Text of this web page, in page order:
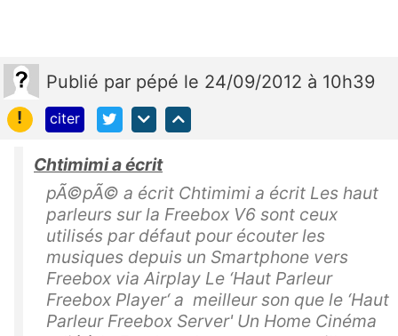
Publié par pépé le 24/09/2012 à 10h39
!
citer
Chtimimi a écrit
pÃ©pÃ© a écrit Chtimimi a écrit Les haut
parleurs sur la Freebox V6 sont ceux
utilisés par défaut pour écouter les
musiques depuis un Smartphone vers
Freebox via Airplay Le ‘Haut Parleur
Freebox Player‘ a meilleur son que le ‘Haut
Parleur Freebox Server' Un Home Cinéma